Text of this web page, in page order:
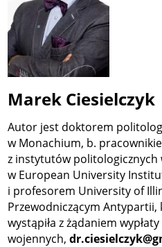
Marek Ciesielczyk
Autor jest doktorem
w Monachium, b.
z instytutów politologicznych
w European University
i profesorem University of
Przewodniczącym
wystąpiła z żądaniem
wojennych,